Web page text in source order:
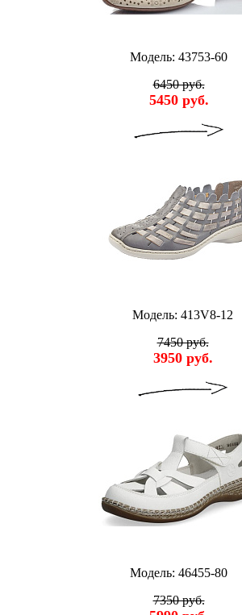
Модель: 43753-60
6450 руб.
5450 руб.
Модель: 413V8-12
7450 руб.
3950 руб.
Модель: 46455-80
7350 руб.